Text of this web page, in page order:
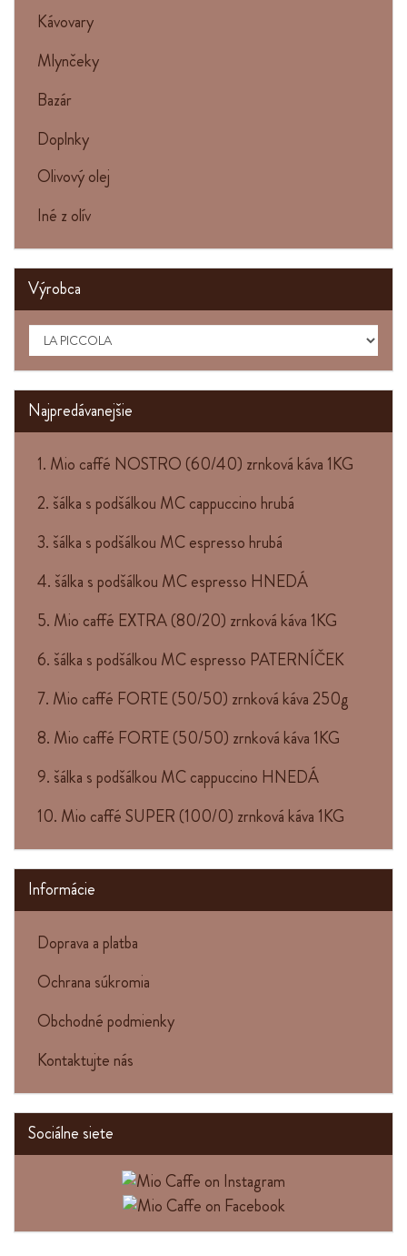
Kávovary
Mlynčeky
Bazár
Doplnky
Olivový olej
Iné z olív
Výrobca
Najpredávanejšie
1. Mio caffé NOSTRO (60/40) zrnková káva 1KG
2. šálka s podšálkou MC cappuccino hrubá
3. šálka s podšálkou MC espresso hrubá
4. šálka s podšálkou MC espresso HNEDÁ
5. Mio caffé EXTRA (80/20) zrnková káva 1KG
6. šálka s podšálkou MC espresso PATERNÍČEK
7. Mio caffé FORTE (50/50) zrnková káva 250g
8. Mio caffé FORTE (50/50) zrnková káva 1KG
9. šálka s podšálkou MC cappuccino HNEDÁ
10. Mio caffé SUPER (100/0) zrnková káva 1KG
Informácie
Doprava a platba
Ochrana súkromia
Obchodné podmienky
Kontaktujte nás
Sociálne siete